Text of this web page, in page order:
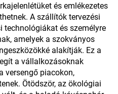
és emlékezetes
A szállítók tervezési
és személyre
amelyek a szokványos
alakítják. Ez a
a vállalkozásoknak
versengő piacokon,
Ötödször, az ökológiai